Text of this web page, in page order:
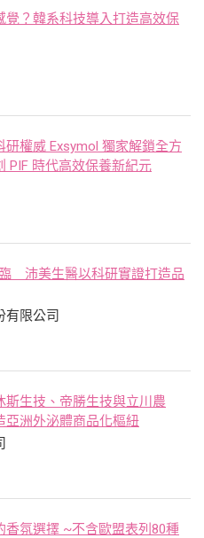
覺？韓系科技導入打造高效保
研權威 Exsymol 獨家解鎖全方
PIF 時代高效保養新紀元
沛美生醫以科研實證打造品
有限公司
斯生技、帝勝生技與立川農
亞洲外泌體商品化樞紐
香氛選擇 ~不含歐盟表列80種